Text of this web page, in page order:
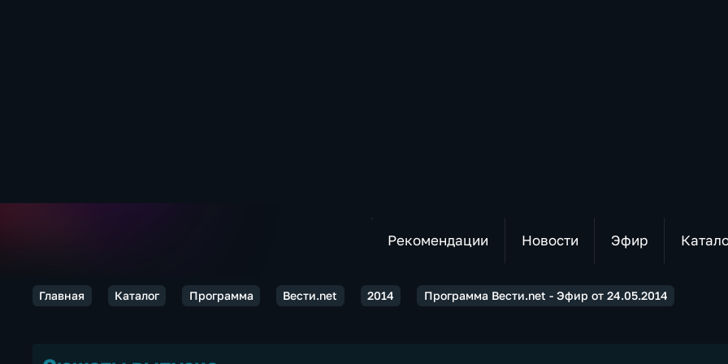
Рекомендации Новости Эфир
Главная Каталог Программа Вести.net 2014 Программа Вести.net - Эфир от 24.05.2014